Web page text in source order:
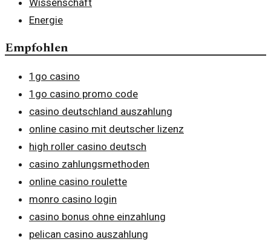
Energie
Empfohlen
1go casino
1go casino promo code
casino deutschland auszahlung
online casino mit deutscher lizenz
high roller casino deutsch
casino zahlungsmethoden
online casino roulette
monro casino login
casino bonus ohne einzahlung
pelican casino auszahlung